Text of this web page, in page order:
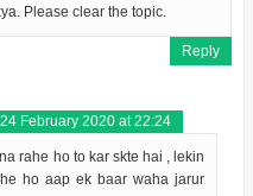
Please clear the topic.
Reply
24 February 2020 at 22:24
rahe ho to kar skte hai , lekin
ho aap ek baar waha jarur